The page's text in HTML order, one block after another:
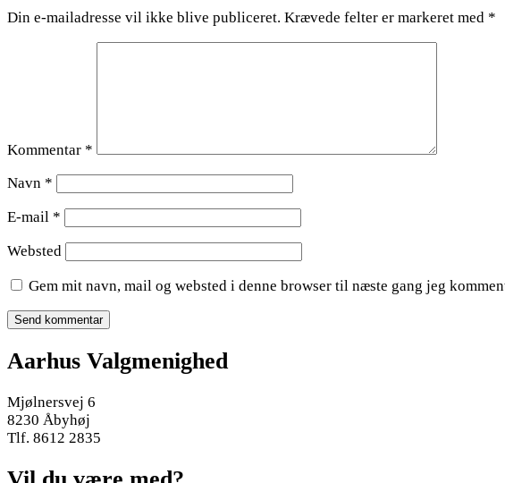
Din e-mailadresse vil ikke blive publiceret. Krævede felter er markeret med *
Kommentar *
Navn *
E-mail *
Websted
Gem mit navn, mail og websted i denne browser til næste gang jeg
Aarhus Valgmenighed
Mjølnersvej 6
8230 Åbyhøj
Tlf. 8612 2835